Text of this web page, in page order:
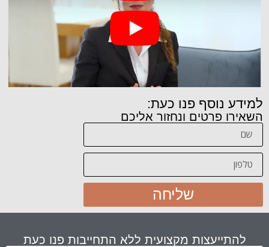
למידע נוסף פנו כעת:
השאירו פרטים ונחזור אליכם
שליחה
להתייעצות מקצועית ללא התחייבות פנו כעת